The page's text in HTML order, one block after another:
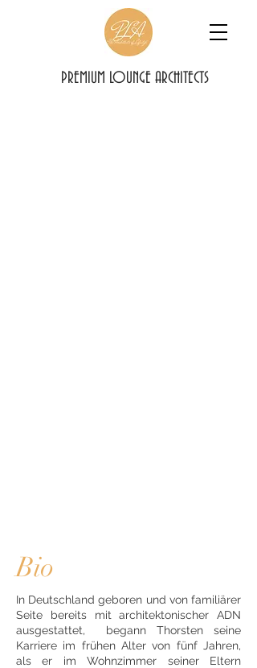
PREMIUM LOUNGE ARCHITECTS
Bio
In Deutschland geboren und von familiärer
Seite bereits mit architektonischer ADN
ausgestattet, begann Thorsten seine
Karriere im frühen Alter von fünf Jahren,
als er im Wohnzimmer seiner Eltern